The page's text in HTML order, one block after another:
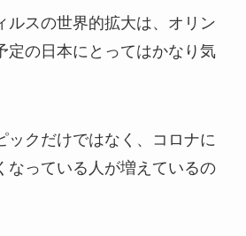
ルスの世界的拡大は、オリン
定の日本にとってはかなり気
ックだけではなく、コロナに
なっている人が増えているの